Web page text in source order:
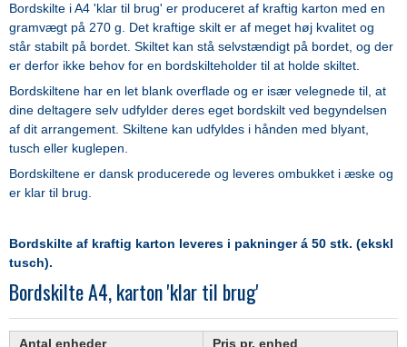
Bordskilte i A4 'klar til brug' er produceret af kraftig karton med en
gramvægt på 270 g. Det kraftige skilt er af meget høj kvalitet og
står stabilt på bordet. Skiltet kan stå selvstændigt på bordet, og der
er derfor ikke behov for en bordskilteholder til at holde skiltet.
Bordskiltene har en let blank overflade og er især velegnede til, at
dine deltagere selv udfylder deres eget bordskilt ved begyndelsen
af dit arrangement. Skiltene kan udfyldes i hånden med blyant,
tusch eller kuglepen.
Bordskiltene er dansk producerede og leveres ombukket i æske og
er klar til brug.
Bordskilte af kraftig karton leveres i pakninger á 50 stk. (ekskl
tusch).
Bordskilte A4, karton 'klar til brug'
Antal enheder Pris pr. enhed